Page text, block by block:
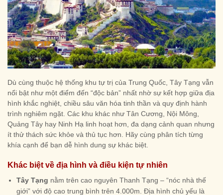
Dù cùng thuộc hệ thống khu tự trị của Trung Quốc, Tây Tạng vẫn
nổi bật như một điểm đến “độc bản” nhất nhờ sự kết hợp giữa địa
hình khắc nghiệt, chiều sâu văn hóa tinh thần và quy định hành
trình nghiêm ngặt. Các khu khác như Tân Cương, Nội Mông,
Quảng Tây hay Ninh Hạ linh hoạt hơn, đa dạng cảnh quan nhưng
ít thử thách sức khỏe và thủ tục hơn. Hãy cùng phân tích từng
khía cạnh để bạn dễ hình dung sự khác biệt.
Khác biệt về địa hình và điều kiện tự nhiên
Tây Tạng nằm trên cao nguyên Thanh Tạng – “nóc nhà thế
giới” với độ cao trung bình trên 4.000m. Địa hình chủ yếu là